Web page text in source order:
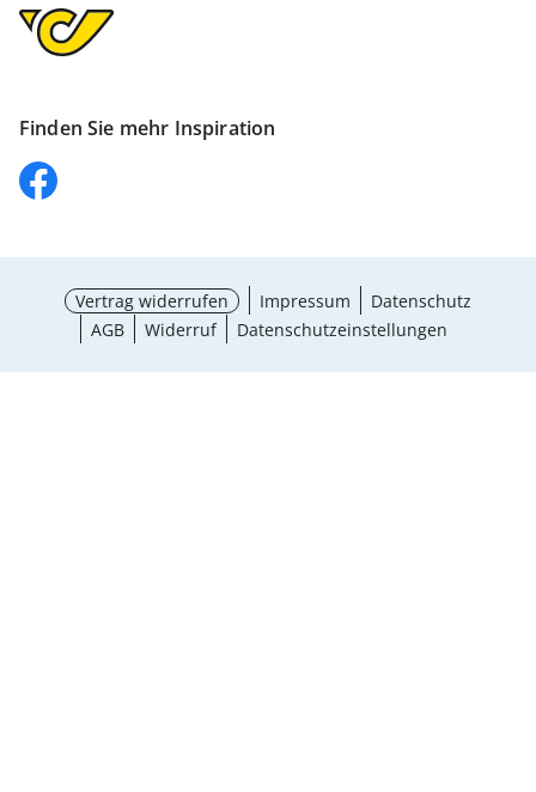
Finden Sie mehr Inspiration
Vertrag widerrufen Impressum
Datenschutz
AGB
Widerruf Datenschutzeinstellungen